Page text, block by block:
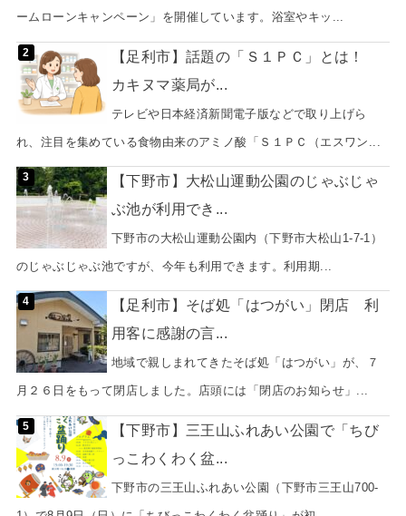
ームローンキャンペーン」を開催しています。浴室やキッ...
【足利市】話題の「Ｓ１ＰＣ」とは！
カキヌマ薬局が...
テレビや日本経済新聞電子版などで取り上げら
れ、注目を集めている食物由来のアミノ酸「Ｓ１ＰＣ（エスワン...
【下野市】大松山運動公園のじゃぶじゃ
ぶ池が利用でき...
下野市の大松山運動公園内（下野市大松山1-7-1）
のじゃぶじゃぶ池ですが、今年も利用できます。利用期...
【足利市】そば処「はつがい」閉店 利
用客に感謝の言...
地域で親しまれてきたそば処「はつがい」が、７
月２６日をもって閉店しました。店頭には「閉店のお知らせ」...
【下野市】三王山ふれあい公園で「ちび
っこわくわく盆...
下野市の三王山ふれあい公園（下野市三王山700-